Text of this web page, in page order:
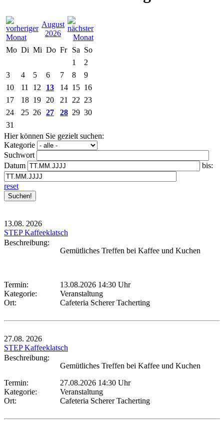
August
2026
Mo Di Mi Do Fr Sa So
1
2
3
4 5 6 7 8
9
10
11 12 13 14 15 16
17
18 19 20 21 22 23
24
25 26 27 28 29 30
31
Hier können Sie gezielt suchen:
Kategorie
Suchwort
Datum
bis:
reset
13.08. 2026
STEP Kaffeeklatsch
Beschreibung:
Gemütliches Treffen bei Kaffee und Kuchen
Termin:
13.08.2026 14:30 Uhr
Kategorie:
Veranstaltung
Ort:
Cafeteria Scherer Tacherting
27.08. 2026
STEP Kaffeeklatsch
Beschreibung:
Gemütliches Treffen bei Kaffee und Kuchen
Termin:
27.08.2026 14:30 Uhr
Kategorie:
Veranstaltung
Ort:
Cafeteria Scherer Tacherting